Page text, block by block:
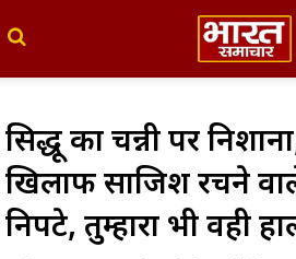
सिद्धू का चन्नी पर
खिलाफ साजिश रचने
निपटे, तुम्हारा भी वही